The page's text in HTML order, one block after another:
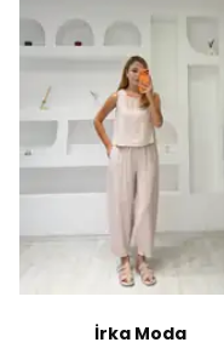
İrka Moda